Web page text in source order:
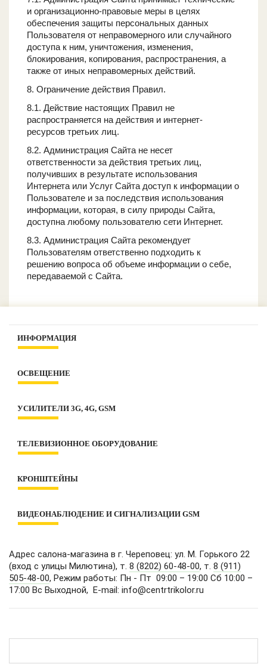
и организационно-правовые меры в целях
обеспечения защиты персональных данных
Пользователя от неправомерного или случайного
доступа к ним, уничтожения, изменения,
блокирования, копирования, распространения, а
также от иных неправомерных действий.
8. Ограничение действия Правил.
8.1. Действие настоящих Правил не
распространяется на действия и интернет-
ресурсов третьих лиц.
8.2. Администрация Сайта не несет
ответственности за действия третьих лиц,
получивших в результате использования
Интернета или Услуг Сайта доступ к информации о
Пользователе и за последствия использования
информации, которая, в силу природы Сайта,
доступна любому пользователю сети Интернет.
8.3. Администрация Сайта рекомендует
Пользователям ответственно подходить к
решению вопроса об объеме информации о себе,
передаваемой с Сайта.
ИНФОРМАЦИЯ
О компании
Оценить сайт
ОСВЕЩЕНИЕ
Лампы
Умный дом
Электротовары
УСИЛИТЕЛИ 3G, 4G, GSM
Антенны 3G/4G
Аксессуары
ТЕЛЕВИЗИОННОЕ ОБОРУДОВАНИЕ
Антенны dvb-T2
Смарт приставки
КРОНШТЕЙНЫ
Для монитора
Для акустики и колонок
С кинескопом
Аксессуары
ВИДЕОНАБЛЮДЕНИЕ И СИГНАЛИЗАЦИИ GSM
Камеры видеонаблюдения
Сигнализации GSM
Комплектующие для видеонаблюдения
Адрес салона-магазина в г. Череповец: ул. М. Горького 22
(вход с улицы Милютина), т. 8 (8202) 60-48-00, т. 8 (911)
505-48-00, Режим работы: Пн - Пт 09:00 – 19:00 Сб 10:00 –
17:00 Вс Выходной, E-mail: info@centrtrikolor.ru